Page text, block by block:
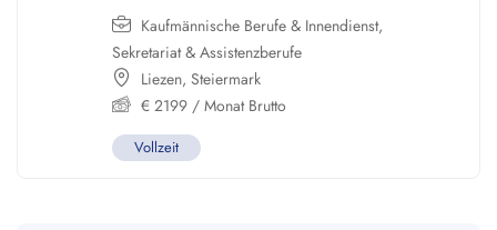
Kaufmännische Berufe & Innendienst,
Sekretariat & Assistenzberufe
Liezen, Steiermark
€ 2199 / Monat Brutto
Vollzeit